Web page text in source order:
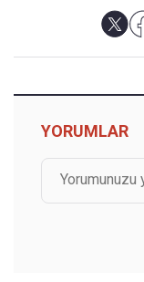
YORUMLAR